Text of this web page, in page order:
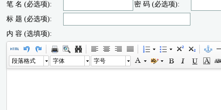
笔 名 (必选项):
密 码 (必选项):
标 题 (必选项):
内 容 (选填项):
段落格式 字体 字号